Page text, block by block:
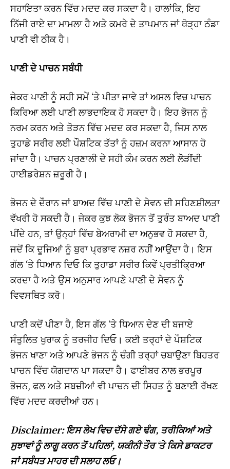
ਸਹਾਇਤਾ ਕਰਨ ਵਿੱਚ ਮਦਦ ਕਰ ਸਕਦਾ ਹੈ। ਹਾਲਾਂਕਿ, ਇਹ
ਨਿੱਜੀ ਰਾਏ ਦਾ ਮਾਮਲਾ ਹੈ ਅਤੇ ਕਮਰੇ ਦੇ ਤਾਪਮਾਨ ਜਾਂ ਥੋੜ੍ਹਾ ਠੰਡਾ
ਪਾਣੀ ਵੀ ਠੀਕ ਹੈ।
ਪਾਣੀ ਦੇ ਪਾਚਨ ਸਬੰਧੀ
ਜੇਕਰ ਪਾਣੀ ਨੂੰ ਸਹੀ ਸਮੇਂ ‘ਤੇ ਪੀਤਾ ਜਾਵੇ ਤਾਂ ਅਸਲ ਵਿਚ ਪਾਚਨ
ਕਿਰਿਆ ਲਈ ਪਾਣੀ ਲਾਭਦਾਇਕ ਹੋ ਸਕਦਾ ਹੈ। ਇਹ ਭੋਜਨ ਨੂੰ
ਨਰਮ ਕਰਨ ਅਤੇ ਤੋੜਨ ਵਿੱਚ ਮਦਦ ਕਰ ਸਕਦਾ ਹੈ, ਜਿਸ ਨਾਲ
ਤੁਹਾਡੇ ਸਰੀਰ ਲਈ ਪੌਸ਼ਟਿਕ ਤੱਤਾਂ ਨੂੰ ਹਜ਼ਮ ਕਰਨਾ ਆਸਾਨ ਹੋ
ਜਾਂਦਾ ਹੈ। ਪਾਚਨ ਪ੍ਰਣਾਲੀ ਦੇ ਸਹੀ ਕੰਮ ਕਰਨ ਲਈ ਲੋੜੀਂਦੀ
ਹਾਈਡਰੇਸ਼ਨ ਜ਼ਰੂਰੀ ਹੈ।
ਭੋਜਨ ਦੇ ਦੌਰਾਨ ਜਾਂ ਬਾਅਦ ਵਿੱਚ ਪਾਣੀ ਦੇ ਸੇਵਨ ਦੀ ਸਹਿਣਸ਼ੀਲਤਾ
ਵੱਖਰੀ ਹੋ ਸਕਦੀ ਹੈ। ਜੇਕਰ ਕੁਝ ਲੋਕ ਭੋਜਨ ਤੋਂ ਤੁਰੰਤ ਬਾਅਦ ਪਾਣੀ
ਪੀਂਦੇ ਹਨ, ਤਾਂ ਉਨ੍ਹਾਂ ਵਿੱਚ ਬੇਅਰਾਮੀ ਦਾ ਅਨੁਭਵ ਹੋ ਸਕਦਾ ਹੈ,
ਜਦੋਂ ਕਿ ਦੂਜਿਆਂ ਨੂੰ ਬੁਰਾ ਪ੍ਰਭਾਵ ਨਜ਼ਰ ਨਹੀਂ ਆਉਂਦਾ ਹੈ। ਇਸ
ਗੱਲ ‘ਤੇ ਧਿਆਨ ਦਿਓ ਕਿ ਤੁਹਾਡਾ ਸਰੀਰ ਕਿਵੇਂ ਪ੍ਰਤੀਕ੍ਰਿਆ
ਕਰਦਾ ਹੈ ਅਤੇ ਉਸ ਅਨੁਸਾਰ ਆਪਣੇ ਪਾਣੀ ਦੇ ਸੇਵਨ ਨੂੰ
ਵਿਵਸਥਿਤ ਕਰੋ।
ਪਾਣੀ ਕਦੋਂ ਪੀਣਾ ਹੈ, ਇਸ ਗੱਲ ‘ਤੇ ਧਿਆਨ ਦੇਣ ਦੀ ਬਜਾਏ
ਸੰਤੁਲਿਤ ਖੁਰਾਕ ਨੂੰ ਤਰਜੀਹ ਦਿਓ। ਕਈ ਤਰ੍ਹਾਂ ਦੇ ਪੌਸ਼ਟਿਕ
ਭੋਜਨ ਖਾਣਾ ਅਤੇ ਆਪਣੇ ਭੋਜਨ ਨੂੰ ਚੰਗੀ ਤਰ੍ਹਾਂ ਚਬਾਉਣਾ ਬਿਹਤਰ
ਪਾਚਨ ਵਿੱਚ ਯੋਗਦਾਨ ਪਾ ਸਕਦਾ ਹੈ। ਫਾਈਬਰ ਨਾਲ ਭਰਪੂਰ
ਭੋਜਨ, ਫਲ ਅਤੇ ਸਬਜ਼ੀਆਂ ਵੀ ਪਾਚਨ ਦੀ ਸਿਹਤ ਨੂੰ ਬਣਾਈ ਰੱਖਣ
ਵਿੱਚ ਮਦਦ ਕਰਦੀਆਂ ਹਨ।
Disclaimer: ਇਸ ਲੇਖ ਵਿਚ ਦੱਸੇ ਗਏ ਢੰਗ, ਤਰੀਕਿਆਂ ਅਤੇ
ਸੁਝਾਵਾਂ ਨੂੰ ਲਾਗੂ ਕਰਨ ਤੋਂ ਪਹਿਲਾਂ, ਯਕੀਨੀ ਤੌਰ ‘ਤੇ ਕਿਸੇ ਡਾਕਟਰ
ਜਾਂ ਸਬੰਧਤ ਮਾਹਰ ਦੀ ਸਲਾਹ ਲਓ।